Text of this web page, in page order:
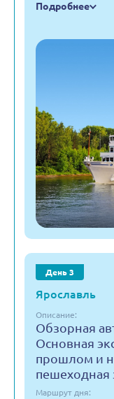
Подробнее
День 3
Ярославль
Описание:
Обзорная
Основная
прошлом и
пешеходная
Маршрут дня: